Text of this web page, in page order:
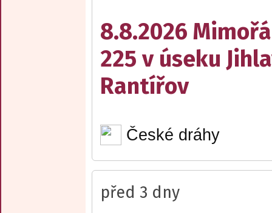
8.8.2026
225 v úseku
Rantířov
České dráhy
před 3 dny